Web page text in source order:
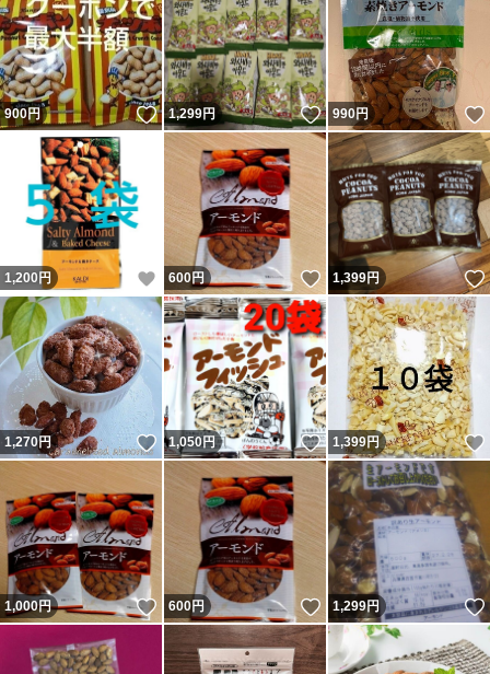
900円 いいね！
1,299円 いいね！
990円
1,200 円 いいね！
600円 いいね！
1,399円
1,270円 いいね！
1,050円 いいね！
1,399円
1,000円 いいね！
600円 いいね！
1,299円